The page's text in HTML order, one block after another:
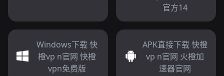
官方14
Windows下载 快
橙vp n官网 快橙
vpn免费版
APK直接下载 快橙
vp n官网 火橙加
速器官网